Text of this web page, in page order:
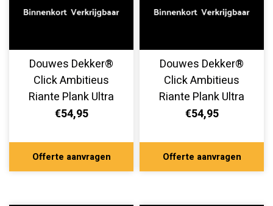
Douwes Dekker®
Click Ambitieus
Riante Plank Ultra
Mat Gemberkoek
€54,95
Offerte aanvragen
Douwes Dekker®
Click Ambitieus
Riante Plank Ultra
Mat Tarte Tatin
€54,95
Offerte aanvragen